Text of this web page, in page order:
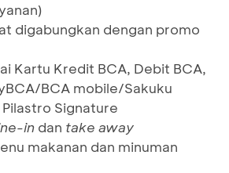
digabungkan dengan promo
Kartu Kredit BCA, Debit BCA,
BCA mobile/Sakuku
Signature
in dan take away
makanan dan minuman